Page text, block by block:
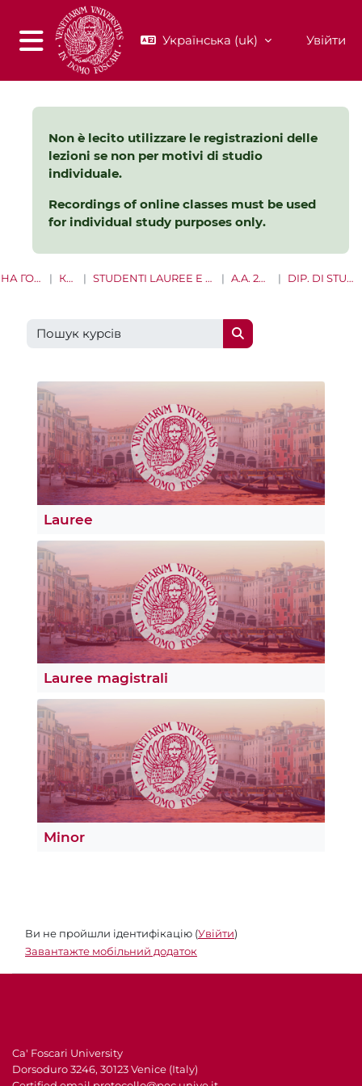
Перейти до головного вмісту
Бокова панель
Українська ‎(uk)‎ Увійти
Non è lecito utilizzare le registrazioni delle
lezioni se non per motivi di studio
individuale.
Recordings of online classes must be used
for individual study purposes only.
НА ГОЛОВНУ КУРСИ STUDENTI LAUREE E LAUREE MAGISTRALI A.A. 2022 - 2023 DIP. DI STUDI UMANISTICI
Пошук курсів
Пошук курсів
Lauree
Lauree magistrali
Minor
Ви не пройшли ідентифікацію (Увійти)
Завантажте мобільний додаток
Ca' Foscari University
Dorsoduro 3246, 30123 Venice (Italy)